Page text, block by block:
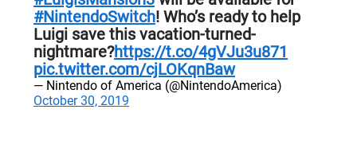
#NintendoSwitch! Who’s ready to help
Luigi save this vacation-turned-
nightmare?https://t.co/4gVJu3u871
pic.twitter.com/cjLOKqnBaw
— Nintendo of America (@NintendoAmerica)
October 30, 2019